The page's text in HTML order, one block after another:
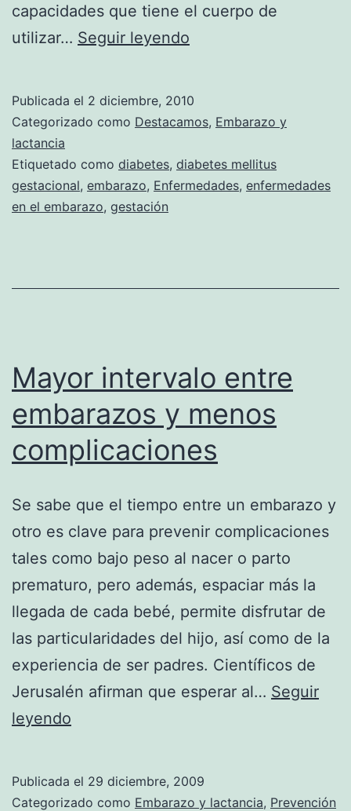
capacidades que tiene el cuerpo de
utilizar… Seguir leyendo
gestacional
Publicada el 2 diciembre, 2010
Categorizado como Destacamos, Embarazo y
lactancia
Etiquetado como diabetes, diabetes mellitus
gestacional, embarazo, Enfermedades, enfermedades
en el embarazo, gestación
Mayor intervalo entre
embarazos y menos
complicaciones
Se sabe que el tiempo entre un embarazo y
otro es clave para prevenir complicaciones
tales como bajo peso al nacer o parto
prematuro, pero además, espaciar más la
llegada de cada bebé, permite disfrutar de
las particularidades del hijo, así como de la
experiencia de ser padres. Científicos de
Jerusalén afirman que esperar al… Seguir
leyendo
embarazos
Publicada el 29 diciembre, 2009
Categorizado como Embarazo y lactancia, Prevención